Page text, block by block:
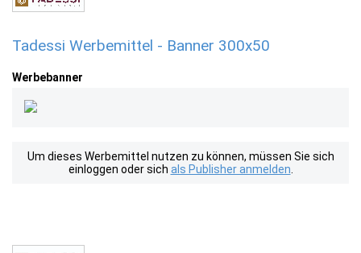
Tadessi Werbemittel - Banner 300x50
Werbebanner
Um dieses Werbemittel nutzen zu können, müssen Sie sich
einloggen oder sich als Publisher anmelden